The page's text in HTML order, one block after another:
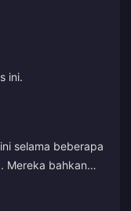
ini.
selama beberapa
Mereka bahkan
staf